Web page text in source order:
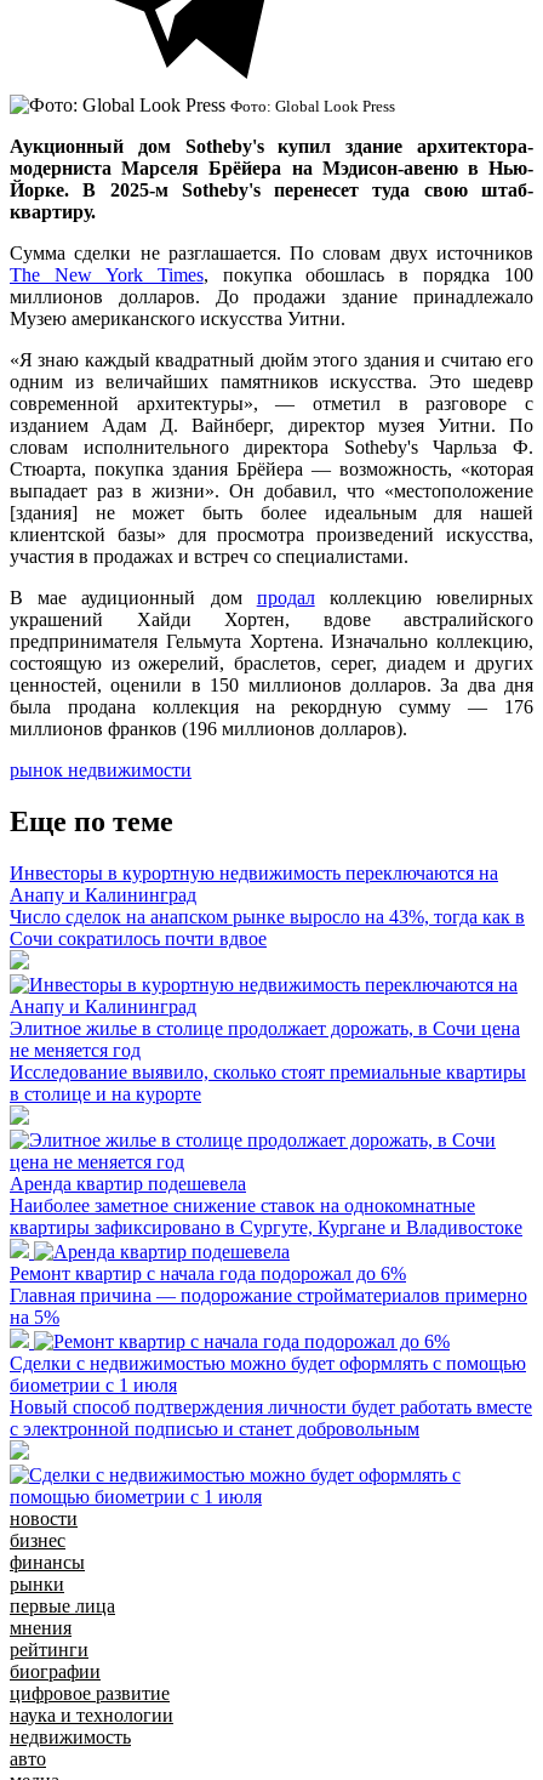
Фото: Global Look Press
Аукционный дом Sotheby's купил здание архитектора-
модерниста Марселя Брёйера на Мэдисон-авеню в Нью-
Йорке. В 2025-м Sotheby's перенесет туда свою штаб-
квартиру.
Сумма сделки не разглашается. По словам двух источников
The New York Times, покупка обошлась в порядка 100
миллионов долларов. До продажи здание принадлежало
Музею американского искусства Уитни.
«Я знаю каждый квадратный дюйм этого здания и считаю его
одним из величайших памятников искусства. Это шедевр
современной архитектуры», — отметил в разговоре с
изданием Адам Д. Вайнберг, директор музея Уитни. По
словам исполнительного директора Sotheby's Чарльза Ф.
Стюарта, покупка здания Брёйера — возможность, «которая
выпадает раз в жизни». Он добавил, что «местоположение
[здания] не может быть более идеальным для нашей
клиентской базы» для просмотра произведений искусства,
участия в продажах и встреч со специалистами.
В мае аудиционный дом продалколлекцию ювелирных
украшений Хайди Хортен, вдове австралийского
предпринимателя Гельмута Хортена. Изначально коллекцию,
состоящую из ожерелий, браслетов, серег, диадем и других
ценностей, оценили в 150 миллионов долларов. За два дня
была продана коллекция на рекордную сумму — 176
миллионов франков (196 миллионов долларов).
рынок недвижимости
Еще по теме
Инвесторы в курортную недвижимость переключаются на
Анапу и Калининград
Число сделок на анапском рынке выросло на 43%, тогда как в
Сочи сократилось почти вдвое
Элитное жилье в столице продолжает дорожать, в Сочи цена
не меняется год
Исследование выявило, сколько стоят премиальные квартиры
в столице и на курорте
Аренда квартир подешевела
Наиболее заметное снижение ставок на однокомнатные
квартиры зафиксировано в Сургуте, Кургане и Владивостоке
Ремонт квартир с начала года подорожал до 6%
Главная причина — подорожание стройматериалов примерно
на 5%
Сделки с недвижимостью можно будет оформлять с помощью
биометрии с 1 июля
Новый способ подтверждения личности будет работать вместе
с электронной подписью и станет добровольным
новости
бизнес
финансы
рынки
первые лица
мнения
рейтинги
биографии
цифровое развитие
наука и технологии
недвижимость
авто